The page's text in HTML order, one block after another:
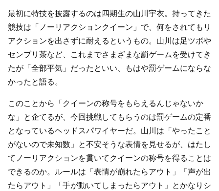
最初に特技を披露するのは四期生の山川宇衣。持ってきた
競技は「ノーリアクションクイーン」で、何をされてもリ
アクションを出さずに耐えるというもの。山川は足ツボや
センブリ茶など、これまでさまざまな罰ゲームを受けてき
たが「全部平気」だったといい、もはや罰ゲームにならな
かったと語る。
このことから「クイーンの称号をもらえるんじゃないか
な」と企てるが、今回挑戦してもらうのは罰ゲームの定番
となっているヘッドスパワイヤーだ。山川は「やったこと
がないので未知数」と不安そうな表情を見せるが、はたし
てノーリアクションを貫いてクイーンの称号を得ることは
できるのか。ルールは「表情が崩れたらアウト」「声が出
たらアウト」「手が動いてしまったらアウト」とかなりシ